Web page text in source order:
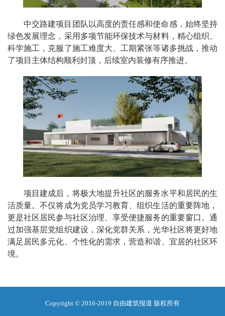
中交路建项目团队以高度的责任感和使命感，始终坚持
绿色发展理念，采用多项节能环保技术与材料，精心组织、
科学施工，克服了施工难度大、工期紧张等诸多挑战，推动
了项目主体结构顺利封顶，后续室内装修有序推进。
项目建成后，将极大地提升社区的服务水平和居民的生
活质量。不仅将成为党员学习教育、组织生活的重要阵地，
更是社区居民参与社区治理、享受便捷服务的重要窗口。通
过加强基层党组织建设，深化党群关系，光华社区将更好地
满足居民多元化、个性化的需求，营造和谐、宜居的社区环
境。
Copyright © 2016-2019 自由建筑报道 版权所有